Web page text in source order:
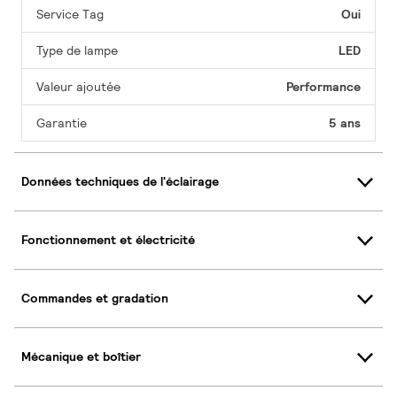
Service Tag Oui
Type de lampe LED
Valeur ajoutée Performance
Garantie 5 ans
Données techniques de l'éclairage
Fonctionnement et électricité
Commandes et gradation
Mécanique et boîtier